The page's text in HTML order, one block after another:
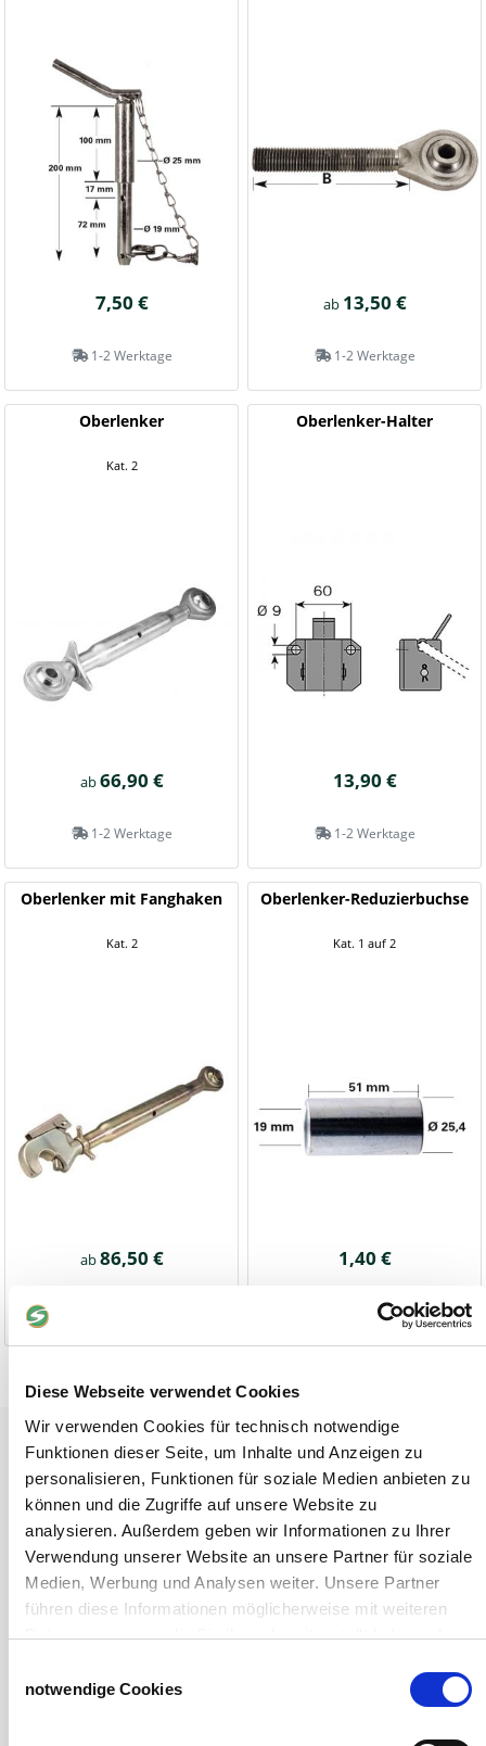
Diese Webseite verwendet Cookies
Wir verwenden Cookies für technisch notwendige
Funktionen dieser Seite, um Inhalte und Anzeigen zu
personalisieren, Funktionen für soziale Medien anbieten zu
können und die Zugriffe auf unsere Website zu
analysieren. Außerdem geben wir Informationen zu Ihrer
Verwendung unserer Website an unsere Partner für soziale
Medien, Werbung und Analysen weiter. Unsere Partner
führen diese Informationen möglicherweise mit weiteren
Daten zusammen, die Sie ihnen bereitgestellt haben oder
haben.
notwendige Cookies
7,50 €
1-2 Werktage
ab 13,50 €
1-2 Werktage
Oberlenker
Kat. 2
ab66,90 €
1-2 Werktage
Oberlenker-Halter
13,90 €
1-2 Werktage
Oberlenker mit Fanghaken
Kat. 2
ab86,50 €
Oberlenker-Reduzierbuchse
Kat. 1 auf 2
1,40 €
1-2 Werktage
Tiere
Weideunterstand groß
Wasserversorgung für Weidetiere
Euronetz
Zubereitung Melasseschnitzel für Pferde
Hobby-Farming
Grundlagen der Hühnerhaltung
Geflügeltränken Ratgeber